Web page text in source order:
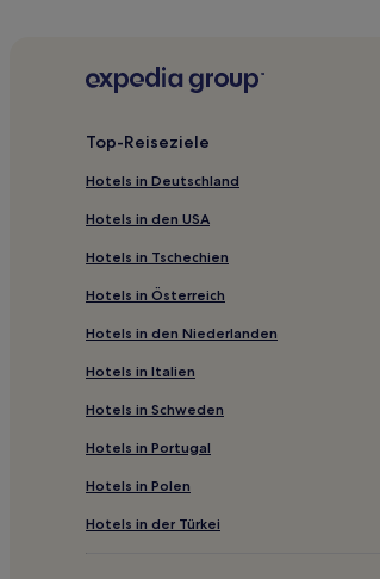
Top-Reiseziele
Hotels in Deutschland
Hotels in den USA
Hotels in Tschechien
Hotels in Österreich
Hotels in den Niederlanden
Hotels in Italien
Hotels in Schweden
Hotels in Portugal
Hotels in Polen
Hotels in der Türkei